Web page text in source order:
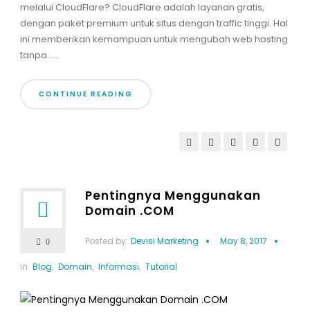
melalui CloudFlare? CloudFlare adalah layanan gratis,
dengan paket premium untuk situs dengan traffic tinggi. Hal
ini memberikan kemampuan untuk mengubah web hosting
tanpa......
CONTINUE READING
0
Pentingnya Menggunakan
Domain .COM
Posted by: Devisi Marketing May 8, 2017
in: Blog, Domain, Informasi, Tutorial